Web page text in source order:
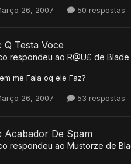
26, 2007 50 respostas
Q Testa Voce
respondeu ao R@U£ de Blade
me Fala oq ele Faz?
26, 2007 53 respostas
Acabador De Spam
respondeu ao Mustorze de